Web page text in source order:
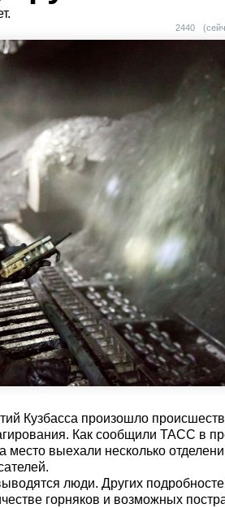
2440
Кузбасса произошло
Как сообщили ТАСС в
выехали несколько
люди. Других
горняков и возможных